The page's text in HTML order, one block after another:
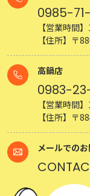
0985-
【営業時間
【住所】〒
高鍋店
0983-
【営業時間
【住所】〒
メールでの